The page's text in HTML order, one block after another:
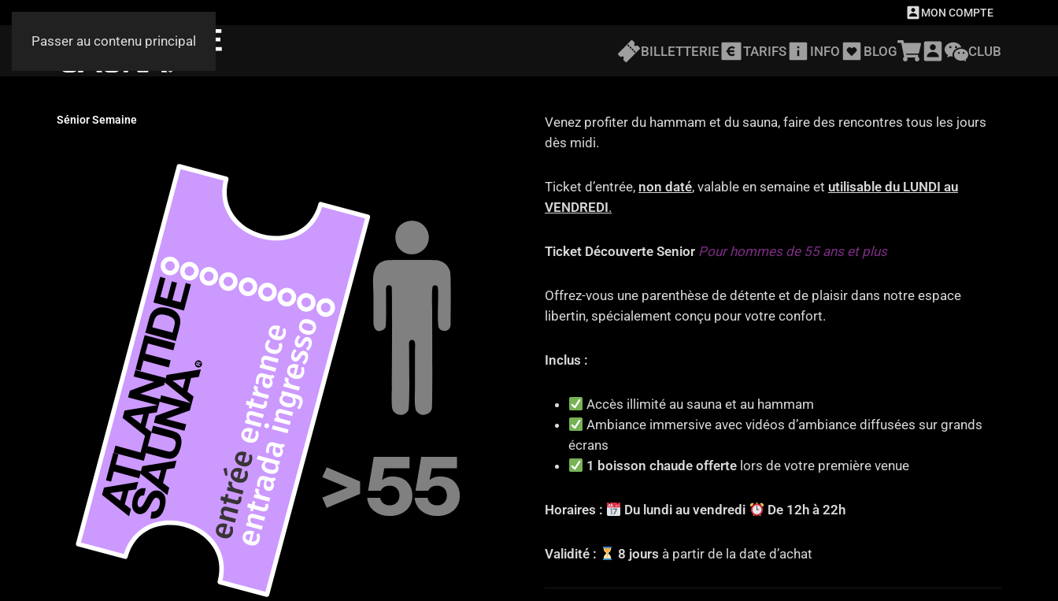
Passer au contenu principal
MON COMPTE
BILLETTERIE TARIFS INFO BLOG CLUB
Sénior Semaine
Venez profiter du hammam et du sauna, faire des rencontres tous les jours
dès midi.
Ticket d’entrée, non daté, valable en semaine et utilisable du LUNDI au
VENDREDI.
Ticket Découverte Senior Pour hommes de 55 ans et plus
Offrez-vous une parenthèse de détente et de plaisir dans notre espace
libertin, spécialement conçu pour votre confort.
Inclus :
Accès illimité au sauna et au hammam
Ambiance immersive avec vidéos d’ambiance diffusées sur grands
écrans
1 boisson chaude offerte lors de votre première venue
Horaires : Du lundi au vendredi De 12h à 22h
Validité : 8 jours à partir de la date d’achat